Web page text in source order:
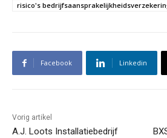
risico's
Facebook Linkedin
Vorig artikel
A.J. Loots Installatiebedrijf